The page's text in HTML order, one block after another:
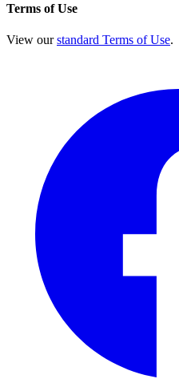
Terms of Use
View ourstandard Terms of Use.